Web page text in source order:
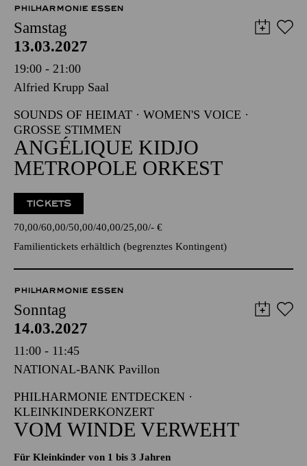
VVK-Start voraussichtlich im September
PHILHARMONIE ESSEN
Samstag
13.03.2027
19:00 - 21:00
Alfried Krupp Saal
SOUNDS OF HEIMAT · WOMEN'S VOICE ·
GROSSE STIMMEN
ANGÉLIQUE KIDJO
METROPOLE ORKEST
TICKETS
70,00 60,00 50,00 40,00 25,00 -€
Familienticketserhältlich (begrenztes Kontingent)
PHILHARMONIE ESSEN
Sonntag
14.03.2027
11:00 - 11:45
NATIONAL-BANK Pavillon
PHILHARMONIE ENTDECKEN ·
KLEINKINDERKONZERT